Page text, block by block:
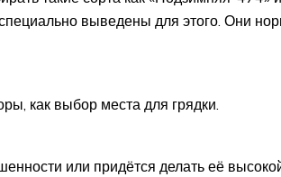
выведены для этого. Они
как выбор места для грядки.
или придётся делать её